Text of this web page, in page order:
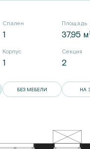
Спален
1
Площадь
37,95
Корпус
1
Секция
2
БЕЗ МЕБЕЛИ НА